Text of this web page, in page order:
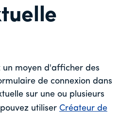
un moyen d'afficher des
de connexion dans
sur une ou plusieurs
utiliser Créateur de